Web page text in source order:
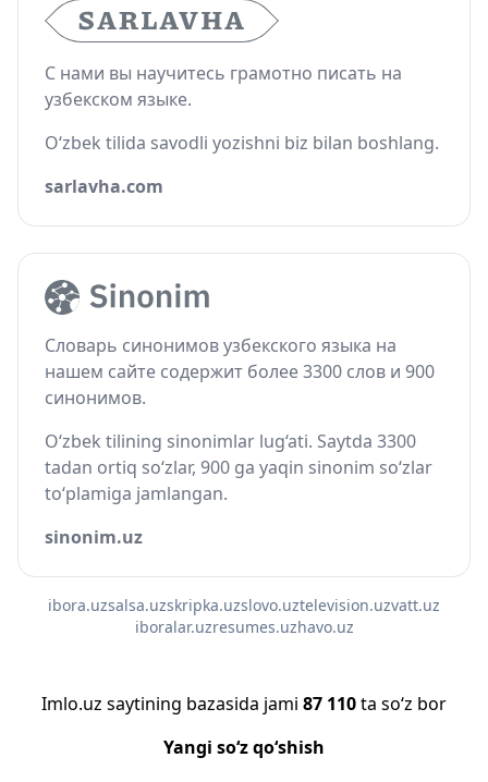
С нами вы научитесь грамотно писать на
узбекском языке.
O‘zbek tilida savodli yozishni biz bilan boshlang.
sarlavha.com
Словарь синонимов узбекского языка на
нашем сайте содержит более 3300 слов и 900
синонимов.
O‘zbek tilining sinonimlar lug‘ati. Saytda 3300
tadan ortiq so‘zlar, 900 ga yaqin sinonim so‘zlar
to‘plamiga jamlangan.
sinonim.uz
ibora.uzsalsa.uzskripka.uzslovo.uztelevision.uzvatt.uz
iboralar.uzresumes.uzhavo.uz
Imlo.uz saytining bazasida jami 87 110ta so‘z bor
Yangi so‘z qo‘shish